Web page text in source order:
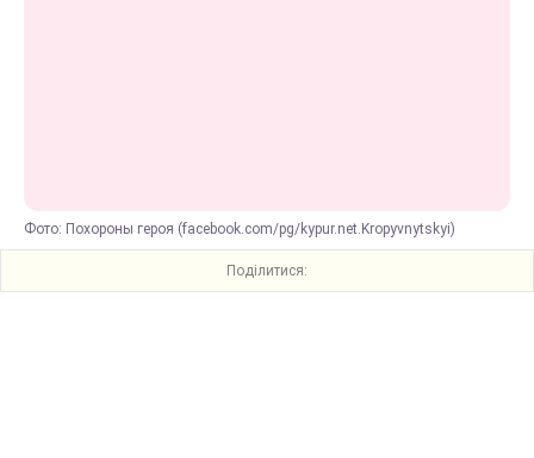
Фото: Похороны героя (facebook.com/pg/kypur.net.Kropyvnytskyi)
Поділитися: